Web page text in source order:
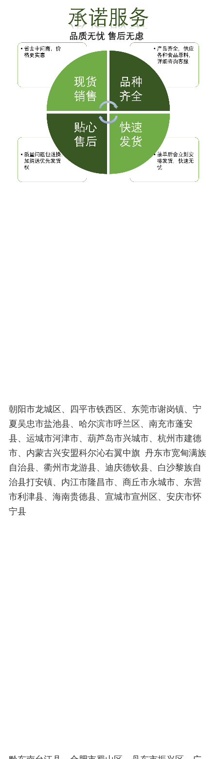
朝阳市龙城区、四平市铁西区、东莞市谢岗镇、宁
夏吴忠市盐池县、哈尔滨市呼兰区、南充市蓬安
县、运城市河津市、葫芦岛市兴城市、杭州市建德
市、内蒙古兴安盟科尔沁右翼中旗 丹东市宽甸满族
自治县、衢州市龙游县、迪庆德钦县、白沙黎族自
治县打安镇、内江市隆昌市、商丘市永城市、东营
市利津县、海南贵德县、宣城市宣州区、安庆市怀
宁县